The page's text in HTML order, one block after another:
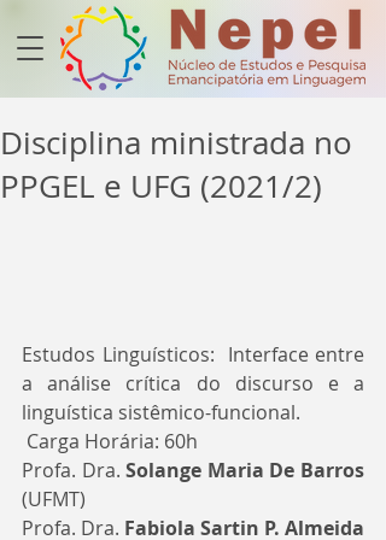
Disciplina ministrada no
PPGEL e UFG (2021/2)
Estudos Linguísticos:  Interface entre
a análise crítica do discurso e a
linguística sistêmico-funcional.
Carga Horária: 60h
Profa. Dra. Solange Maria De Barros
(UFMT)
Profa. Dra. Fabiola Sartin P. Almeida